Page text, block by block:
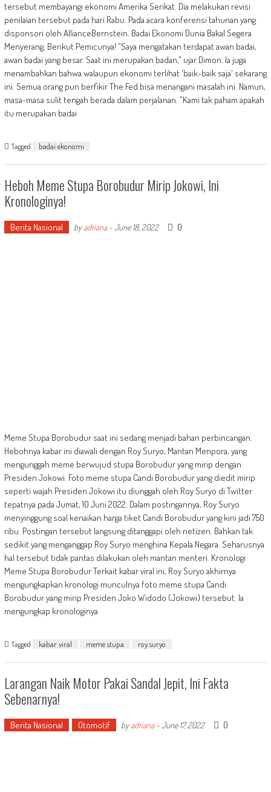
tersebut membayangi ekonomi Amerika Serikat. Dia melakukan revisi
penilaian tersebut pada hari Rabu. Pada acara konferensi tahunan yang
disponsori oleh AllianceBernstein. Badai Ekonomi Dunia Bakal Segera
Menyerang, Berikut Pemicunya! "Saya mengatakan terdapat awan badai,
awan badai yang besar. Saat ini merupakan badan," ujar Dimon. Ia juga
menambahkan bahwa walaupun ekonomi terlihat 'baik-baik saja' sekarang
ini. Semua orang pun berfikir The Fed bisa menangani masalah ini. Namun,
masa-masa sulit tengah berada dalam perjalanan. "Kami tak paham apakah
itu merupakan badai
Tagged badai ekonomi
Heboh Meme Stupa Borobudur Mirip Jokowi, Ini
Kronologinya!
Berita Nasional byadriana-June 18, 2022 0
Meme Stupa Borobudur saat ini sedang menjadi bahan perbincangan.
Hebohnya kabar ini diawali dengan Roy Suryo, Mantan Menpora, yang
mengunggah meme berwujud stupa Borobudur yang mirip dengan
Presiden Jokowi. Foto meme stupa Candi Borobudur yang diedit mirip
seperti wajah Presiden Jokowi itu diunggah oleh Roy Suryo di Twitter
tepatnya pada Jumat, 10 Juni 2022. Dalam postingannya, Roy Suryo
menyinggung soal kenaikan harga tiket Candi Borobudur yang kini jadi 750
ribu. Postingan tersebut langsung ditanggapi oleh netizen. Bahkan tak
sedikit yang menganggap Roy Suryo menghina Kepala Negara. Seharusnya
hal tersebut tidak pantas dilakukan oleh mantan menteri. Kronologi
Meme Stupa Borobudur Terkait kabar viral ini, Roy Suryo akhirnya
mengungkapkan kronologi munculnya foto meme stupa Candi
Borobudur yang mirip Presiden Joko Widodo (Jokowi) tersebut. Ia
mengungkap kronologinya
Tagged kabar viral meme stupa roy suryo
Larangan Naik Motor Pakai Sandal Jepit, Ini Fakta
Sebenarnya!
Berita Nasional Otomotif byadriana-June 17, 2022 0